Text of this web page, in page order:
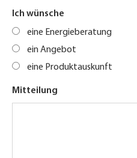
Ich wünsche
eine Energieberatung
ein Angebot
eine Produktauskunft
Mitteilung